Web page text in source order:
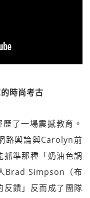
時尚考古
了一場震撼教育。
路輿論與Carolyn前
抓準那種「奶油色調
Brad Simpson（布
反饋」反而成了團隊